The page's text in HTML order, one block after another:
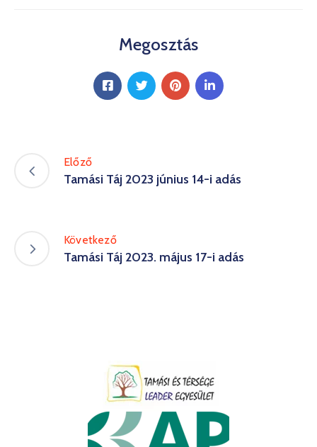
Megosztás
Előző
Tamási Táj 2023 június 14-i adás
Következő
Tamási Táj 2023. május 17-i adás